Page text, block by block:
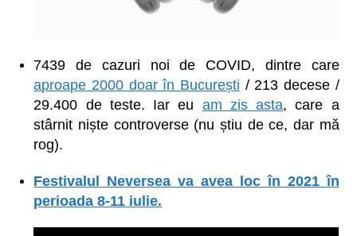
7439 de cazuri noi de COVID, dintre care
aproape 2000 doar în București / 213 decese /
29.400 de teste. Iar eu am zis asta, care a
stârnit niște controverse (nu știu de ce, dar mă
rog).
Festivalul Neversea va avea loc în 2021 în
perioada 8-11 iulie.